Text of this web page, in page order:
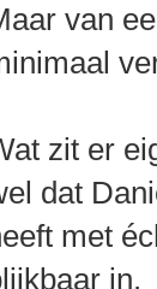
van
zit er
dat
met
in.